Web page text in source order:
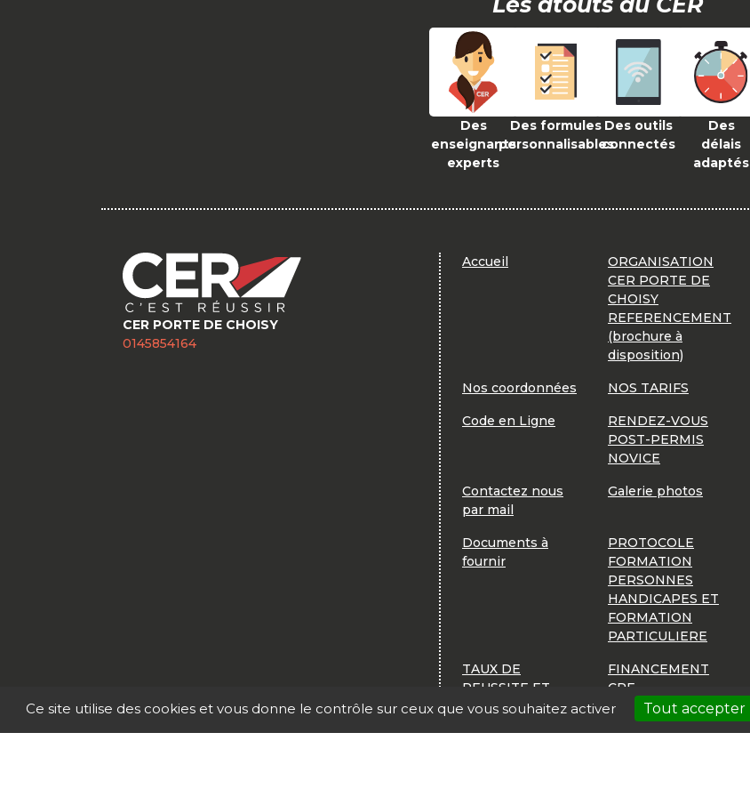
Ce site utilise des cookies et vous donne le contrôle sur ceux que vous souhaitez activer Tout accepter
Des
enseignants
experts
Des formules
personnalisables
Des outils
connectés
Des
délais
adaptés
CER PORTE DE CHOISY
0145854164
Accueil
ORGANISATION
CER PORTE DE
CHOISY
REFERENCEMENT
(brochure à
disposition)
Nos coordonnées NOS TARIFS
Code en Ligne
RENDEZ-VOUS
POST-PERMIS
NOVICE
Contactez nous
par mail
Galerie photos
Documents à
fournir
PROTOCOLE
FORMATION
PERSONNES
HANDICAPES ET
FORMATION
PARTICULIERE
TAUX DE
REUSSITE ET
TAUX D'ABANDON
FINANCEMENT
CPF